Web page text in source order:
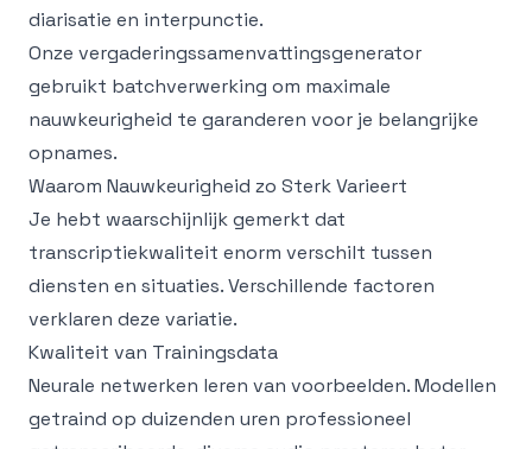
diarisatie en interpunctie.
Onze vergaderingssamenvattingsgenerator
gebruikt batchverwerking om maximale
nauwkeurigheid te garanderen voor je belangrijke
opnames.
Waarom Nauwkeurigheid zo Sterk Varieert
Je hebt waarschijnlijk gemerkt dat
transcriptiekwaliteit enorm verschilt tussen
diensten en situaties. Verschillende factoren
verklaren deze variatie.
Kwaliteit van Trainingsdata
Neurale netwerken leren van voorbeelden. Modellen
getraind op duizenden uren professioneel